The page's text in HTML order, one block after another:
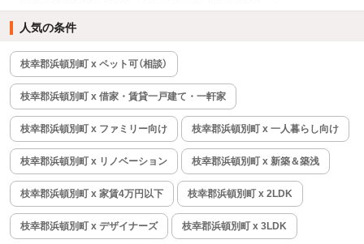
人気の条件
枝幸郡浜頓別町 x ペット可（相談）
枝幸郡浜頓別町 x 借家・賃貸一戸建て・一軒家
枝幸郡浜頓別町 x ファミリー向け 枝幸郡浜頓別町 x 一人暮らし向け
枝幸郡浜頓別町 x リノベーション 枝幸郡浜頓別町 x 新築＆築浅
枝幸郡浜頓別町 x 家賃4万円以下 枝幸郡浜頓別町 x 2LDK
枝幸郡浜頓別町 x デザイナーズ 枝幸郡浜頓別町 x 3LDK